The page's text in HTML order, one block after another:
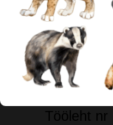
Tööleht nr